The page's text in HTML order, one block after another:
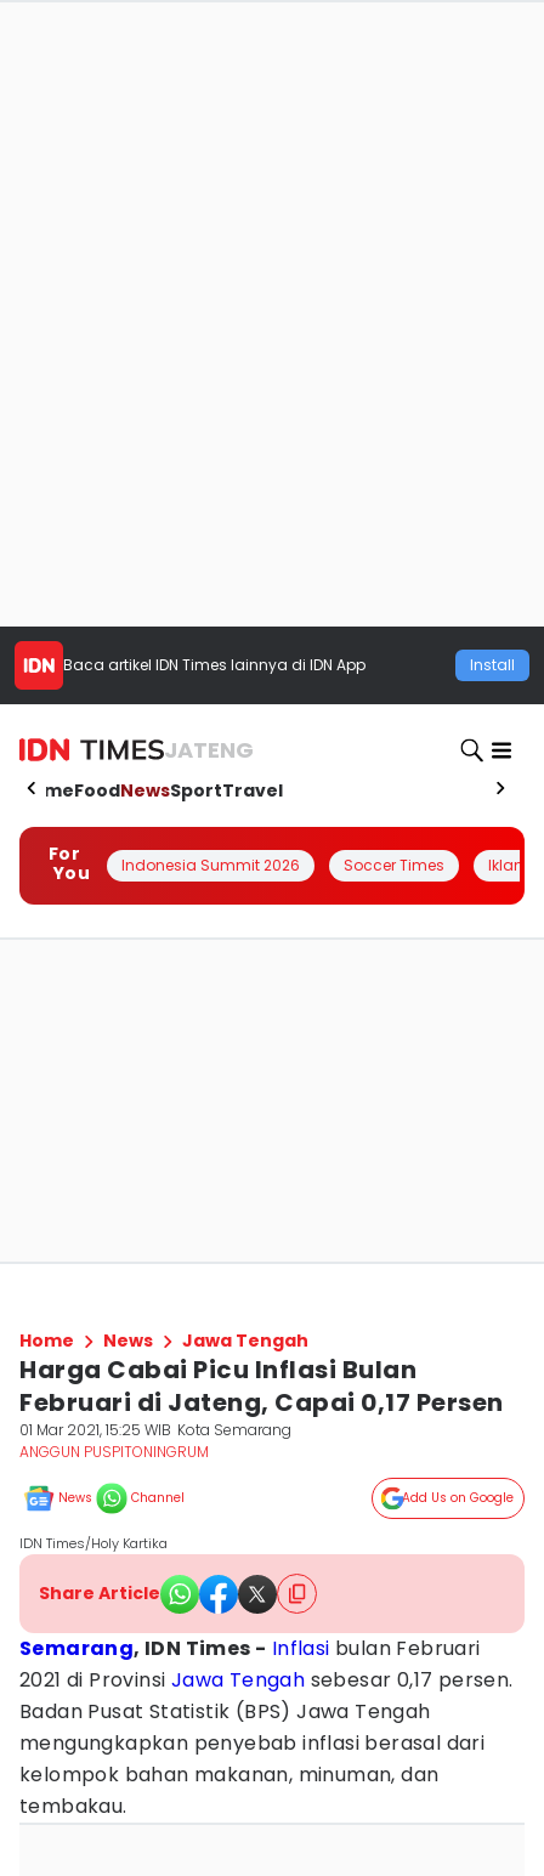
Baca artikel IDN Times lainnya di IDN App Install
JATENG
HomeFoodNewsSportTravel
For
You
Indonesia Summit 2026 Soccer Times Iklanin
Home News Jawa Tengah
Harga Cabai Picu Inflasi Bulan
Februari di Jateng, Capai 0,17 Persen
01 Mar 2021, 15:25 WIB Kota Semarang
ANGGUN PUSPITONINGRUM
News Channel Add Us on Google
IDN Times/Holy Kartika
Share Article
Semarang, IDN Times - Inflasi bulan Februari
2021 di Provinsi Jawa Tengah sebesar 0,17 persen.
Badan Pusat Statistik (BPS) Jawa Tengah
mengungkapkan penyebab inflasi berasal dari
kelompok bahan makanan, minuman, dan
tembakau.